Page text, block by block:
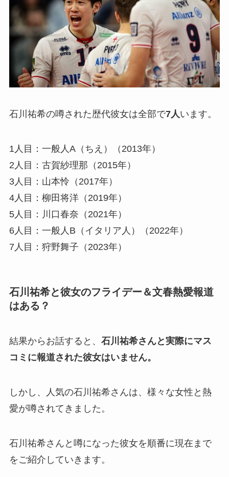
石川祐希の噂された歴代彼女は全部で7人 います。
1人目：一般人A（ちえ）（2013年）
2人目：古賀紗理那（2015年）
3人目：山本怜（2017年）
4人目：柳田将洋（2019年）
5人目：川口春奈（2021年）
6人目：一般人B（イタリア人）（2022年）
7人目：狩野舞子（2023年）
石川祐希と彼女のフライデー＆文春熱愛報道
はある？
結果からお話すると、 石川祐希さんと実際にマス
コミに報道された彼女はいません。
しかし、人気の石川祐希さんは、様々な女性と熱
愛が噂されてきました。
石川祐希さんと噂になった彼女を順番に現在まで
をご紹介していきます。